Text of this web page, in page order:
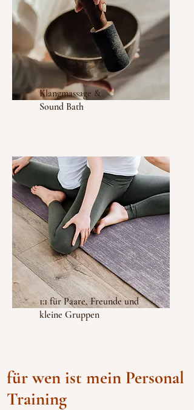
Klangmassage &
Sound Bath
1:1 für Paare, Freunde und
kleine Gruppen
für wen ist mein Personal
Training